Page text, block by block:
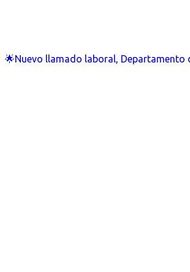
🌟Nuevo llamado laboral, Departamento